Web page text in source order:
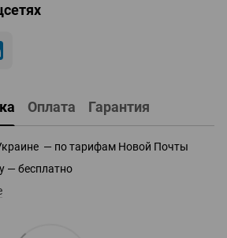
Оплата Гарантия
— по тарифам Новой Почты
— бесплатно